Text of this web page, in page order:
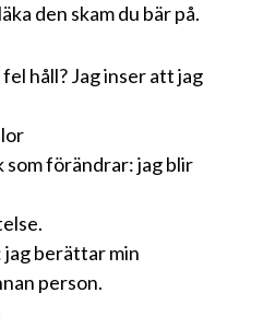
den skam du bär på.
håll? Jag inser att jag
som förändrar: jag blir
jag berättar min
person.